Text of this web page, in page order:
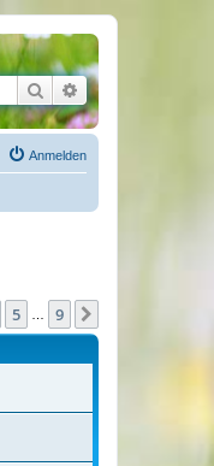
SucheErweiterte Suche
Anmelden
5 9